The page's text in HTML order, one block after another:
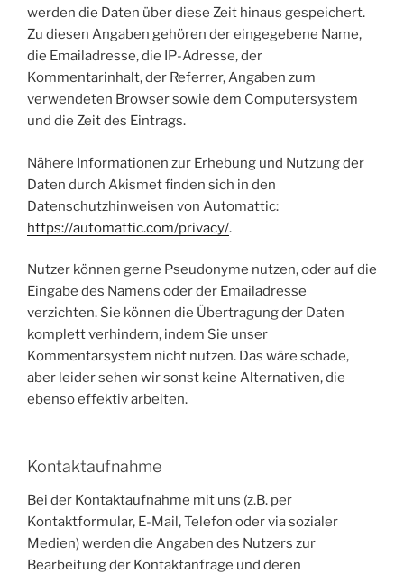
werden die Daten über diese Zeit hinaus gespeichert.
Zu diesen Angaben gehören der eingegebene Name,
die Emailadresse, die IP-Adresse, der
Kommentarinhalt, der Referrer, Angaben zum
verwendeten Browser sowie dem Computersystem
und die Zeit des Eintrags.
Nähere Informationen zur Erhebung und Nutzung der
Daten durch Akismet finden sich in den
Datenschutzhinweisen von Automattic:
https://automattic.com/privacy/.
Nutzer können gerne Pseudonyme nutzen, oder auf die
Eingabe des Namens oder der Emailadresse
verzichten. Sie können die Übertragung der Daten
komplett verhindern, indem Sie unser
Kommentarsystem nicht nutzen. Das wäre schade,
aber leider sehen wir sonst keine Alternativen, die
ebenso effektiv arbeiten.
Kontaktaufnahme
Bei der Kontaktaufnahme mit uns (z.B. per
Kontaktformular, E-Mail, Telefon oder via sozialer
Medien) werden die Angaben des Nutzers zur
Bearbeitung der Kontaktanfrage und deren